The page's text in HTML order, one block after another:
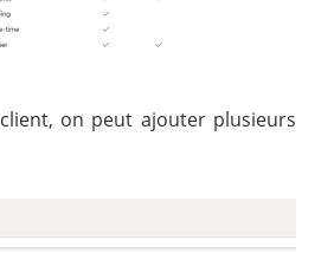
on peut ajouter plusieurs